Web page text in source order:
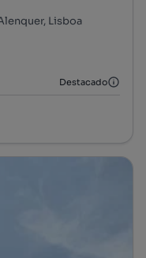
Lisboa
Destacado